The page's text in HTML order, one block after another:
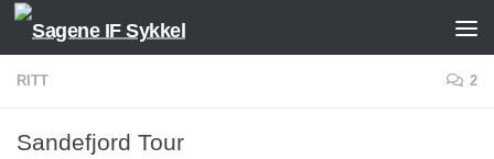
Skip to content
RITT 2
Sandefjord Tour